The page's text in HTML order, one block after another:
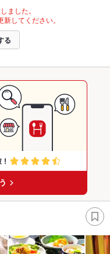
ました。
してください。
る